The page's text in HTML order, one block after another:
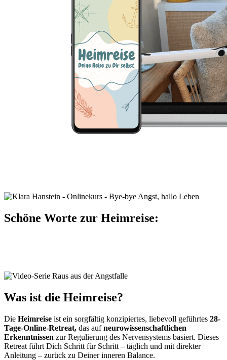
Schöne Worte zur Heimreise:
Was ist die Heimreise?
Die Heimreise ist ein sorgfältig konzipiertes, liebevoll geführtes 28-
Tage-Online-Retreat, das aufneurowissenschaftlichen
Erkenntnissen zur Regulierung des Nervensystems basiert. Dieses
Retreat führt Dich Schritt für Schritt – täglich und mit direkter
Anleitung – zurück zu Deiner inneren Balance.